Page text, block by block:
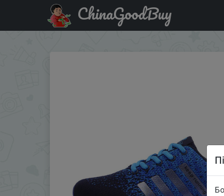
Придбати по знижці Мужские кроссовки размер 39-46
ChinaGoodBuy